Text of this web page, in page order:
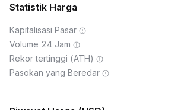
Statistik Harga
Kapitalisasi Pasar
Volume 24 Jam
Rekor tertinggi (ATH)
Pasokan yang Beredar